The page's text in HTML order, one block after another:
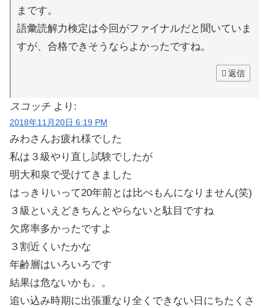
まです。
語彙読解力検定は今回がファイナルだと聞いていま
すが、合格できそうならよかったですね。
返信
スコッチ より:
2018年11月20日 6:19 PM
みわさんお疲れ様でした
私は３級やり直し試験でしたが
明大和泉で受けてきました
はっきりいって20年前とは比べもんになりません(笑)
３級といえどきちんとやらないと駄目ですね
欠席率多かったですよ
３割近くいたかな
年齢層はいろいろです
結果は危ないかも。。
追い込み時期に出張重なり全くできない日にちたくさ